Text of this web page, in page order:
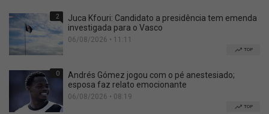
2
Juca Kfouri: Candidato a presidência tem emenda
investigada para o Vasco
06/08/2026 • 11:11
TOP
0
Andrés Gómez jogou com o pé anestesiado;
esposa faz relato emocionante
06/08/2026 • 08:19
TOP